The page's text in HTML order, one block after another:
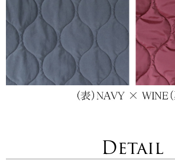
Detail